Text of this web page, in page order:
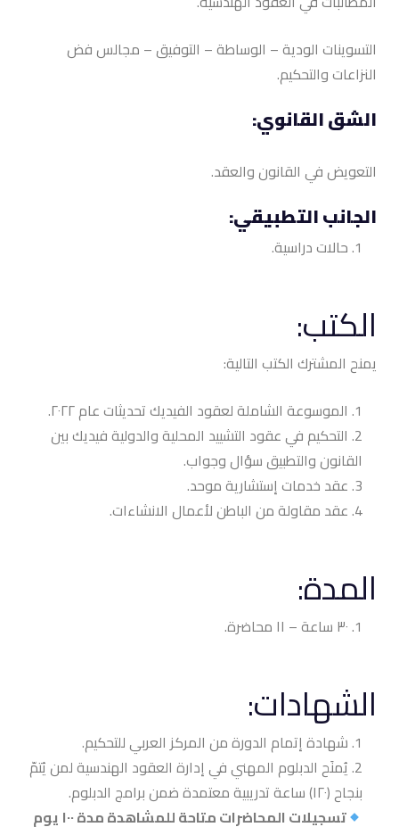
التسوينات الودية – الوساطة – التوفيق – مجالس فض
النزاعات والتحكيم.
الشق القانوي:
التعويض في القانون والعقد.
الجانب التطبيقي:
حالات دراسية.
الكتب:
يمنح المشترك الكتب التالية:
الموسوعة الشاملة لعقود الفيديك تحديثات عام ٢٠٢٢
.
التحكيم في عقود التشييد المحلية والدولية فيديك بين
القانون والتطبيق سؤال وجواب.
عقد خدمات إستشارية موحد.
عقد مقاولة من الباطن لأعمال الانشاءات.
المدة:
٣٠ ساعة – ١١ محاضرة.
الشهادات:
شهادة إتمام الدورة من المركز العربي للتحكيم.
يُمنَح الدبلوم المهني في إدارة العقود الهندسية لمن يُتمّ
بنجاح (١٢٠) ساعة تدريبية معتمدة ضمن برامج الدبلوم.
تسجيلات المحاضرات متاحة للمشاهدة مدة ١٠٠ يوم